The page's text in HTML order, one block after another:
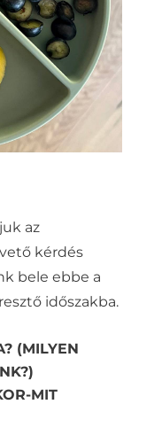
az
kérdés
bele ebbe a
időszakba.
(MILYEN
MIT